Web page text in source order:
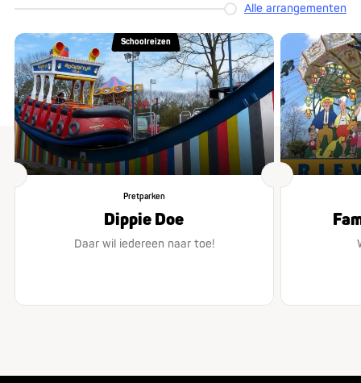
Alle arrangementen
Schoolreizen
Pretparken
Dippie Doe
Daar wil iedereen naar toe!